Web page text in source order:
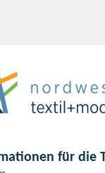
für die